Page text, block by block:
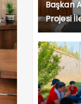
Başkan
Projesi
da